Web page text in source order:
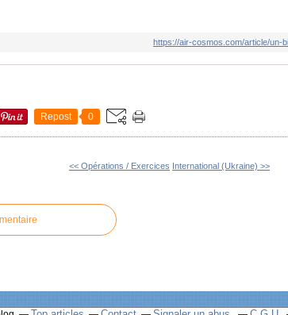
https://air-cosmos.com/article/un-
Repost 0
<< Opérations / Exercices International (Ukraine) >>